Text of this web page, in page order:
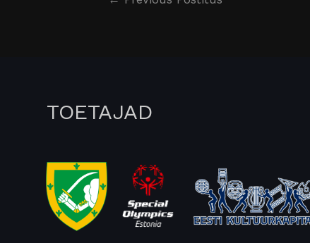
TOETAJAD